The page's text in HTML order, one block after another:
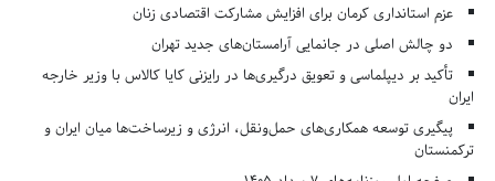
عزم استانداری کرمان برای افزایش مشارکت اقتصادی زنان
دو چالش اصلی در جانمایی آرامستان‌های جدید تهران
تأکید بر دیپلماسی و تعویق درگیری‌ها در رایزنی کایا کالاس با وزیر خارجه
ایران
پیگیری توسعه همکاری‌های حمل‌ونقل، انرژی و زیرساخت‌ها میان ایران و
ترکمنستان